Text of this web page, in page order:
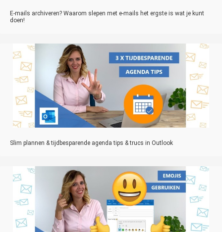
E-mails archiveren? Waarom slepen met e-mails het ergste is wat je kunt
doen!
Slim plannen & tijdbesparende agenda tips & trucs in Outlook